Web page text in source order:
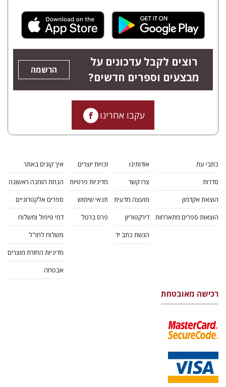
רוצים לקבל עדכונים על
מבצעים וספרים חדשים?
הרשמה
עקבו אחרינו
כתבי עת
סדרות
הוצאת אקדמון
הוצאות ספרים מתארחות
אודותינו
צרו קשר
מועצה מדעית
דירקטוריון
הגשת כתב יד
זכויות יוצרים
מדיניות פרטיות
תנאי שימוש
פרס ברטל
איך קונים באתר
הנחת הזמנה ראשונה
ספרים אלקטרוניים
דמי טיפול ומשלוח
משלוח לחו"ל
מדיניות החזרת מוצרים
אבטחה
רכישה מאובטחת